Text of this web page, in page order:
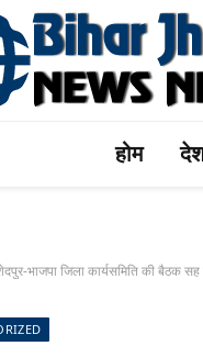
होम
भाजपा जिला कार्यसमिति की बैठक